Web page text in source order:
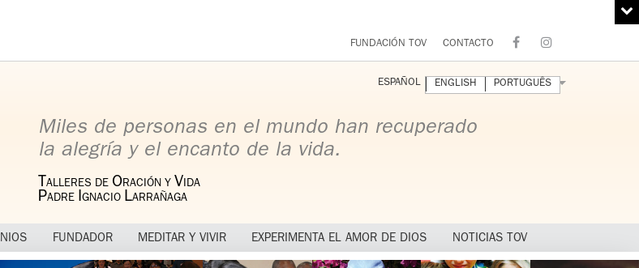
FUNDACIÓN TOV CONTACTO
Miles de personas en el mundo han recuperado
la alegría y el encanto de la vida.
T ALLERES DE ORACIÓN Y V IDA
PADRE IGNACIO LARRAÑAGA
FUNDADOR MEDITAR Y VIVIR EXPERIMENTA EL AMOR DE DIOS NOTICIAS TOV
ESPAÑOL ENGLISH PORTUGUÊS